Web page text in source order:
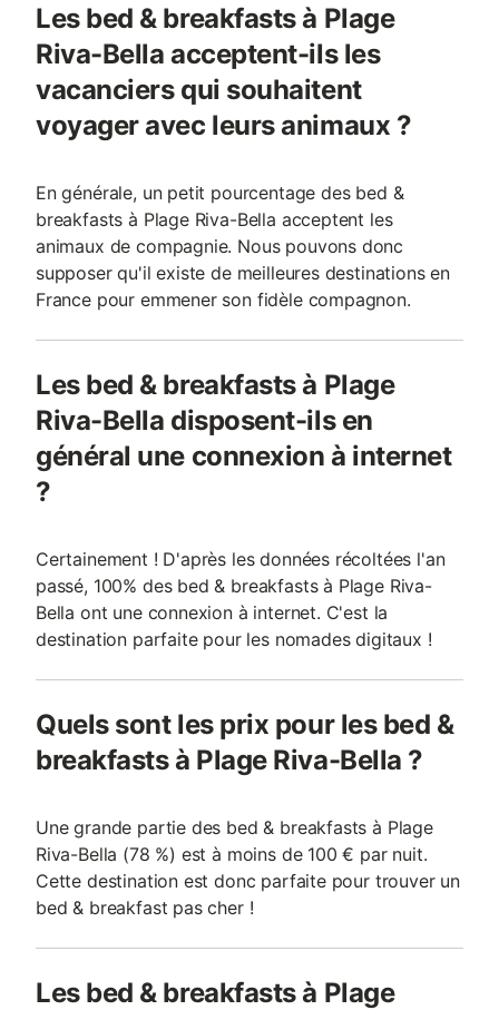
Les bed & breakfasts à Plage
Riva-Bella acceptent-ils les
vacanciers qui souhaitent
voyager avec leurs animaux ?
En générale, un petit pourcentage des bed &
breakfasts à Plage Riva-Bella acceptent les
animaux de compagnie. Nous pouvons donc
supposer qu'il existe de meilleures destinations en
France pour emmener son fidèle compagnon.
Les bed & breakfasts à Plage
Riva-Bella disposent-ils en
général une connexion à internet
?
Certainement ! D'après les données récoltées l'an
passé, 100% des bed & breakfasts à Plage Riva-
Bella ont une connexion à internet. C'est la
destination parfaite pour les nomades digitaux !
Quels sont les prix pour les bed &
breakfasts à Plage Riva-Bella ?
Une grande partie des bed & breakfasts à Plage
Riva-Bella (78 %) est à moins de 100 € par nuit.
Cette destination est donc parfaite pour trouver un
bed & breakfast pas cher !
Les bed & breakfasts à Plage